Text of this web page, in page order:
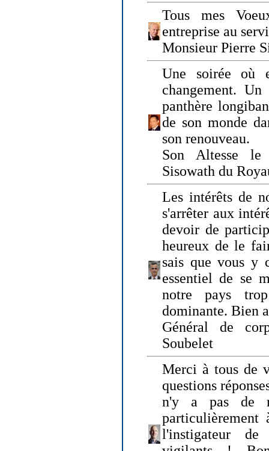
Tous mes
entreprise au
Monsieur Pierre
Une soirée où
changement.
panthère
de son monde
son renouveau.
Son Altesse le
Sisowath du
Les intérêts de
s'arrêter aux
devoir de
heureux de le
sais que vous y
essentiel de se
notre pays
dominante. Bien
Général de
Soubelet
Merci à tous de
questions
n'y a pas de
l'instigateur de